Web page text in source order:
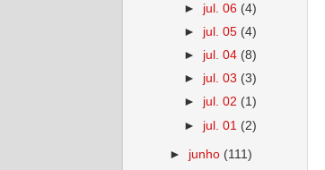
► jul. 06 (4)
► jul. 05 (4)
► jul. 04 (8)
► jul. 03 (3)
► jul. 02 (1)
► jul. 01 (2)
► junho (111)